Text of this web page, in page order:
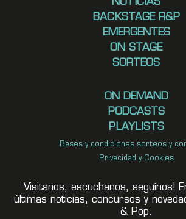
BACKSTAGE R&P
EMERGENTES
ON STAGE
SORTEOS
ON DEMAND
PODCASTS
PLAYLISTS
Bases y condiciones sorteos y
Privacidad y Cookies
Visitanos, escuchanos, seguínos!
últimas noticias, concursos y
& Pop.